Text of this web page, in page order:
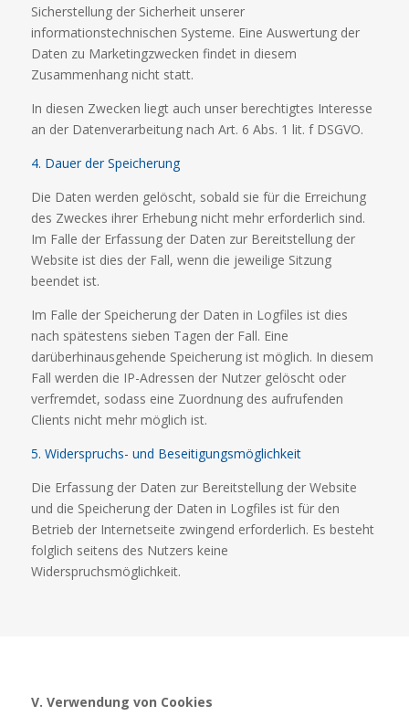
Sicherstellung der Sicherheit unserer
informationstechnischen Systeme. Eine Auswertung der
Daten zu Marketingzwecken findet in diesem
Zusammenhang nicht statt.
In diesen Zwecken liegt auch unser berechtigtes Interesse
an der Datenverarbeitung nach Art. 6 Abs. 1 lit. f DSGVO.
4. Dauer der Speicherung
Die Daten werden gelöscht, sobald sie für die Erreichung
des Zweckes ihrer Erhebung nicht mehr erforderlich sind.
Im Falle der Erfassung der Daten zur Bereitstellung der
Website ist dies der Fall, wenn die jeweilige Sitzung
beendet ist.
Im Falle der Speicherung der Daten in Logfiles ist dies
nach spätestens sieben Tagen der Fall. Eine
darüberhinausgehende Speicherung ist möglich. In diesem
Fall werden die IP-Adressen der Nutzer gelöscht oder
verfremdet, sodass eine Zuordnung des aufrufenden
Clients nicht mehr möglich ist.
5. Widerspruchs- und Beseitigungsmöglichkeit
Die Erfassung der Daten zur Bereitstellung der Website
und die Speicherung der Daten in Logfiles ist für den
Betrieb der Internetseite zwingend erforderlich. Es besteht
folglich seitens des Nutzers keine
Widerspruchsmöglichkeit.
V. Verwendung von Cookies